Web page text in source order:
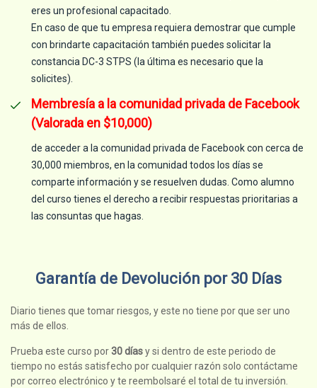
eres un profesional capacitado.
En caso de que tu empresa requiera demostrar que cumple
con brindarte capacitación también puedes solicitar la
constancia DC-3 STPS (la última es necesario que la
solicites).
Membresía a la comunidad privada de Facebook
(Valorada en $10,000)
de acceder a la comunidad privada de Facebook con cerca de
30,000 miembros, en la comunidad todos los días se
comparte información y se resuelven dudas. Como alumno
del curso tienes el derecho a recibir respuestas prioritarias a
las consuntas que hagas.
Garantía de Devolución por 30 Días
Diario tienes que tomar riesgos, y este no tiene por que ser uno
más de ellos.
Prueba este curso por30 díasy si dentro de este periodo de
tiempo no estás satisfecho por cualquier razón solo contáctame
por correo electrónico y te reembolsaré el total de tu inversión.